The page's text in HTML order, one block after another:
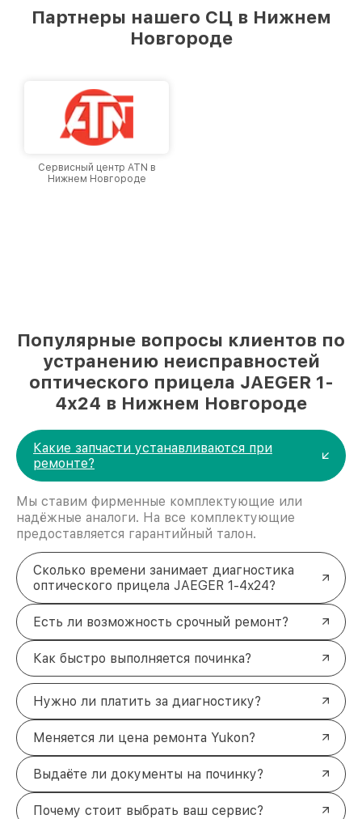
Партнеры нашего СЦ в Нижнем
Новгороде
Сервисный центр ATN в
Нижнем Новгороде
Популярные вопросы клиентов по
устранению неисправностей
оптического прицела JAEGER 1-
4x24 в Нижнем Новгороде
Какие запчасти устанавливаются при
ремонте?
Мы ставим фирменные комплектующие или
надёжные аналоги. На все комплектующие
предоставляется гарантийный талон.
Сколько времени занимает диагностика
оптического прицела JAEGER 1-4x24?
Есть ли возможность срочный ремонт?
Как быстро выполняется починка?
Нужно ли платить за диагностику?
Меняется ли цена ремонта Yukon?
Выдаёте ли документы на починку?
Почему стоит выбрать ваш сервис?